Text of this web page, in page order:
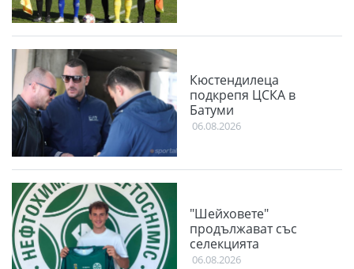
Кюстендилеца
подкрепя ЦСКА в
Батуми
06.08.2026
"Шейховете"
продължават със
селекцията
06.08.2026